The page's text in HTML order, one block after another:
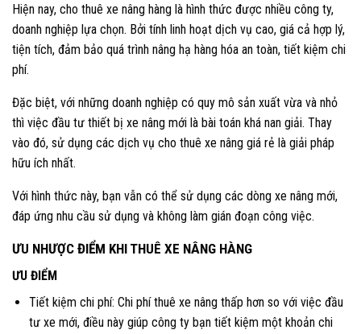
Hiện nay, cho thuê xe nâng hàng là hình thức được nhiều công ty,
doanh nghiệp lựa chọn. Bởi tính linh hoạt dịch vụ cao, giá cả hợp lý,
tiện tích, đảm bảo quá trình nâng hạ hàng hóa an toàn, tiết kiệm chi
phí.
Đặc biệt, với những doanh nghiệp có quy mô sản xuất vừa và nhỏ
thì việc đầu tư thiết bị xe nâng mới là bài toán khá nan giải. Thay
vào đó, sử dụng các dịch vụ cho thuê xe nâng giá rẻ là giải pháp
hữu ích nhất.
Với hình thức này, bạn vẫn có thể sử dụng các dòng xe nâng mới,
đáp ứng nhu cầu sử dụng và không làm gián đoạn công việc.
ƯU NHƯỢC ĐIỂM KHI THUÊ XE NÂNG HÀNG
ƯU ĐIỂM
Tiết kiệm chi phí: Chi phí thuê xe nâng thấp hơn so với việc đầu
tư xe mới, điều này giúp công ty bạn tiết kiệm một khoản chi